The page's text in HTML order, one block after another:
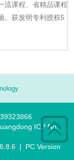
流课程、省精品课程
。获发明专利授权5
ICP No.
. 8. 6 | PC Version